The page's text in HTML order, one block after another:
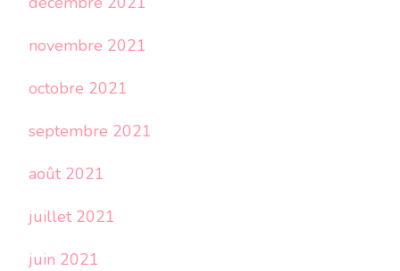
novembre 2021
octobre 2021
septembre 2021
août 2021
juillet 2021
juin 2021